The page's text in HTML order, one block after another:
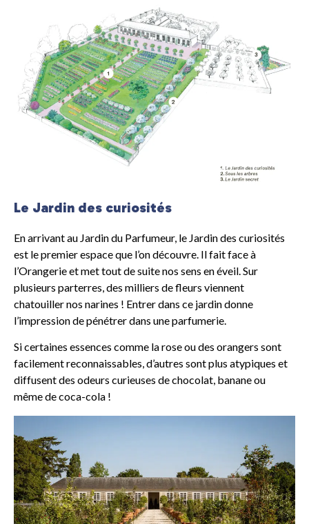
Illustration © Château de Versailles DR
Le Jardin des curiosités
En arrivant au Jardin du Parfumeur, le Jardin des curiosités
est le premier espace que l’on découvre. Il fait face à
l’Orangerie et met tout de suite nos sens en éveil. Sur
plusieurs parterres, des milliers de fleurs viennent
chatouiller nos narines ! Entrer dans ce jardin donne
l’impression de pénétrer dans une parfumerie.
Si certaines essences comme la rose ou des orangers sont
facilement reconnaissables, d’autres sont plus atypiques et
diffusent des odeurs curieuses de chocolat, banane ou
même de coca-cola !